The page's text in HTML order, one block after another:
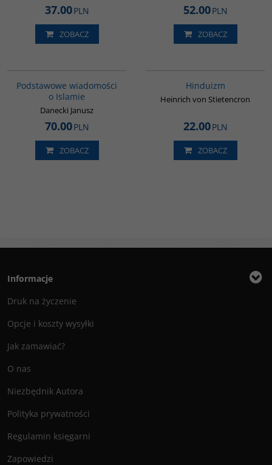
37.00PLN
ZOBACZ
52.00PLN
ZOBACZ
Podstawowe wiadomości
o Islamie
Danecki Janusz
70.00PLN
ZOBACZ
Hinduizm
Heinrich von Stietencron
22.00PLN
ZOBACZ
Informacje
Druk na życzenie
Opcje i koszty wysyłki
Jak zamawiać?
O nas
Niezbędnik Autora
Polityka prywatności
Regulamin księgarni
Zapowiedzi